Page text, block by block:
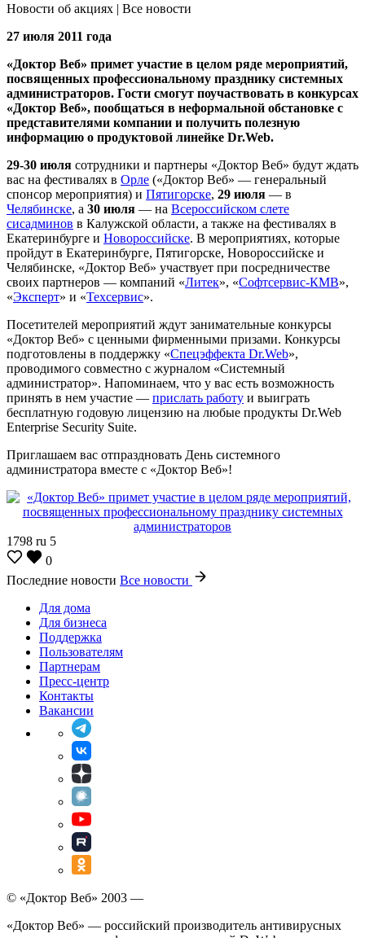
Новости об акциях | Все новости
27 июля 2011 года
«Доктор Веб» примет участие в целом ряде мероприятий,
посвященных профессиональному празднику системных
администраторов. Гости смогут поучаствовать в конкурсах
«Доктор Веб», пообщаться в неформальной обстановке с
представителями компании и получить полезную
информацию о продуктовой линейке Dr.Web.
29-30 июля сотрудники и партнеры «Доктор Веб» будут ждать
вас на фестивалях в Орле («Доктор Веб» — генеральный
спонсор мероприятия) и Пятигорске, 29 июля — в
Челябинске, а 30 июля — на Всероссийском слете
сисадминов в Калужской области, а также на фестивалях в
Екатеринбурге и Новороссийске. В мероприятиях, которые
пройдут в Екатеринбурге, Пятигорске, Новороссийске и
Челябинске, «Доктор Веб» участвует при посредничестве
своих партнеров — компаний «Литек», «Софтсервис-КМВ»,
«Эксперт» и «Техсервис».
Посетителей мероприятий ждут занимательные конкурсы
«Доктор Веб» с ценными фирменными призами. Конкурсы
подготовлены в поддержку «Спецэффекта Dr.Web»,
проводимого совместно с журналом «Системный
администратор». Напоминаем, что у вас есть возможность
принять в нем участие — прислать работу и выиграть
бесплатную годовую лицензию на любые продукты Dr.Web
Enterprise Security Suite.
Приглашаем вас отпраздновать День системного
администратора вместе с «Доктор Веб»!
1798 ru 5
0
Последние новости Все новости
Для дома
Для бизнеса
Поддержка
Пользователям
Партнерам
Пресс-центр
Контакты
Вакансии
© «Доктор Веб» 2003 —
«Доктор Веб» — российский производитель антивирусных